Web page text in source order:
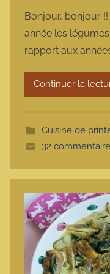
Bonjour, bonjour !!
année les
rapport aux
Continuer la
Cuisine de
32